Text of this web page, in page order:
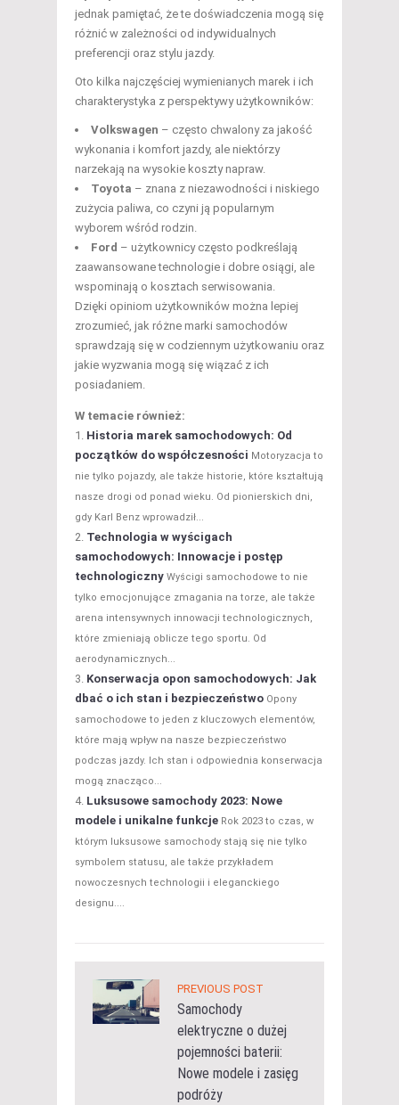
jednak pamiętać, że te doświadczenia mogą się
różnić w zależności od indywidualnych
preferencji oraz stylu jazdy.
Oto kilka najczęściej wymienianych marek i ich
charakterystyka z perspektywy użytkowników:
Volkswagen – często chwalony za jakość
wykonania i komfort jazdy, ale niektórzy
narzekają na wysokie koszty napraw.
Toyota – znana z niezawodności i niskiego
zużycia paliwa, co czyni ją popularnym
wyborem wśród rodzin.
Ford – użytkownicy często podkreślają
zaawansowane technologie i dobre osiągi, ale
wspominają o kosztach serwisowania.
Dzięki opiniom użytkowników można lepiej
zrozumieć, jak różne marki samochodów
sprawdzają się w codziennym użytkowaniu oraz
jakie wyzwania mogą się wiązać z ich
posiadaniem.
W temacie również:
Historia marek samochodowych: Od
początków do współczesności Motoryzacja to
nie tylko pojazdy, ale także historie, które kształtują
nasze drogi od ponad wieku. Od pionierskich dni,
gdy Karl Benz wprowadził...
Technologia w wyścigach
samochodowych: Innowacje i postęp
technologiczny Wyścigi samochodowe to nie
tylko emocjonujące zmagania na torze, ale także
arena intensywnych innowacji technologicznych,
które zmieniają oblicze tego sportu. Od
aerodynamicznych...
Konserwacja opon samochodowych: Jak
dbać o ich stan i bezpieczeństwo Opony
samochodowe to jeden z kluczowych elementów,
które mają wpływ na nasze bezpieczeństwo
podczas jazdy. Ich stan i odpowiednia konserwacja
mogą znacząco...
Luksusowe samochody 2023: Nowe
modele i unikalne funkcje Rok 2023 to czas, w
którym luksusowe samochody stają się nie tylko
symbolem statusu, ale także przykładem
nowoczesnych technologii i eleganckiego
designu....
PREVIOUS POST
Samochody
elektryczne o dużej
pojemności baterii:
Nowe modele i zasięg
podróży